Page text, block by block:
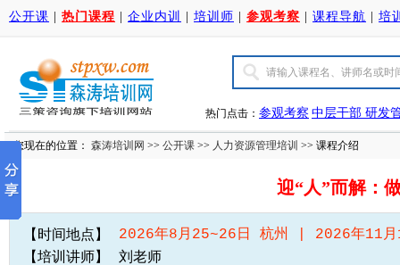
公开课 热门课程 企业内训 培训师 参观考察 课程导航 培
热门点击： 参观考察 中层干部 研发
您现在的位置： 森涛培训网 >> 公开课 >> 人力资源管理培训 >> 课程介绍
迎“人”而解：
【时间地点】 2026年8月25~26日 杭州 | 2026年11月
【培训讲师】
刘老师